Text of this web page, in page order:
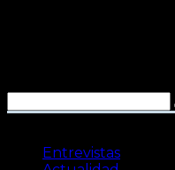
Entrevistas